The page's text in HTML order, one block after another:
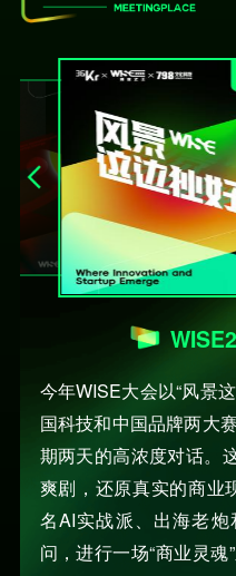
今年WISE大会以“风景
国科技和中国品牌两大
期两天的高浓度对话。
爽剧，还原真实的商业
名AI实战派、出海老
问，进行一场“商业灵